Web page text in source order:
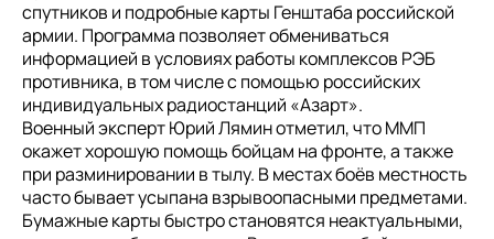
спутников и подробные карты Генштаба российской
армии. Программа позволяет обмениваться
информацией в условиях работы комплексов РЭБ
противника, в том числе с помощью российских
индивидуальных радиостанций «Азарт».
Военный эксперт Юрий Лямин отметил, что ММП
окажет хорошую помощь бойцам на фронте, а также
при разминировании в тылу. В местах боёв местность
часто бывает усыпана взрывоопасными предметами.
Бумажные карты быстро становятся неактуальными,